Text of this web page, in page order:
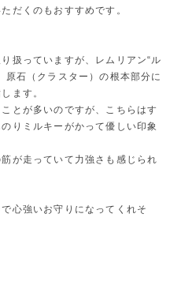
だくのもおすすめです。
扱っていますが、レムリアン“ル
原石（クラスター）の根本部分に
ます。
とが多いのですが、こちらはす
りミルキーがかって優しい印象
が走っていて力強さも感じられ
心強いお守りになってくれそ